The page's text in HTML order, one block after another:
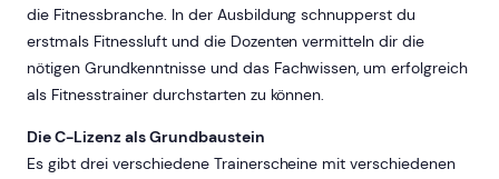
die Fitnessbranche. In der Ausbildung schnupperst du
erstmals Fitnessluft und die Dozenten vermitteln dir die
nötigen Grundkenntnisse und das Fachwissen, um erfolgreich
als Fitnesstrainer durchstarten zu können.
Die C-Lizenz als Grundbaustein
Es gibt drei verschiedene Trainerscheine mit verschiedenen